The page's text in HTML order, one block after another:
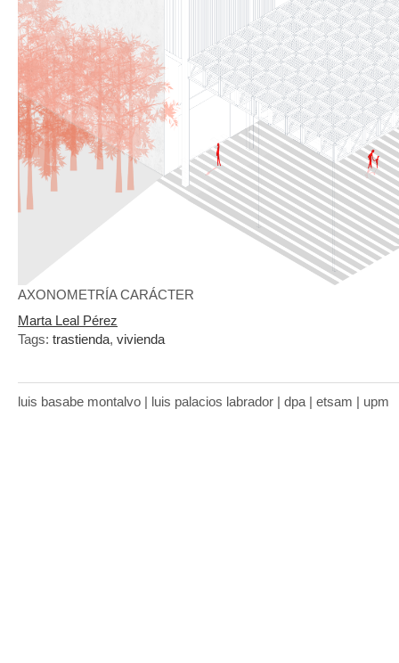
AXONOMETRÍA CARÁCTER
Marta Leal Pérez
Tags: trastienda, vivienda
luis basabe montalvo | luis palacios labrador | dpa | etsam | upm